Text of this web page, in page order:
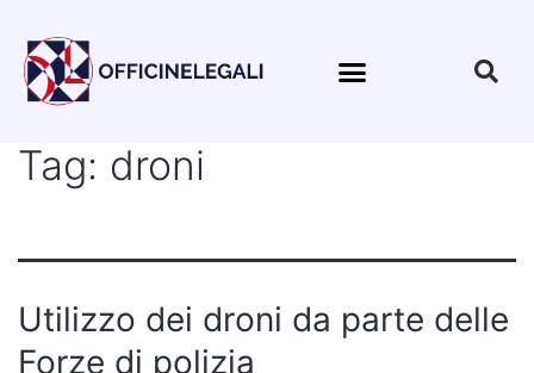
Tag: droni
Utilizzo dei droni da parte delle
Forze di polizia